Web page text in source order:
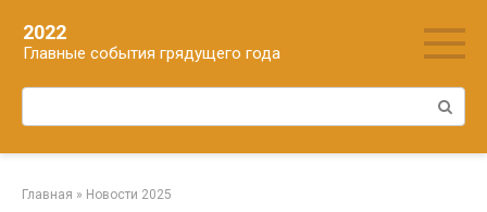
контенту
2022
Главные события грядущего года
Главная » Новости 2025